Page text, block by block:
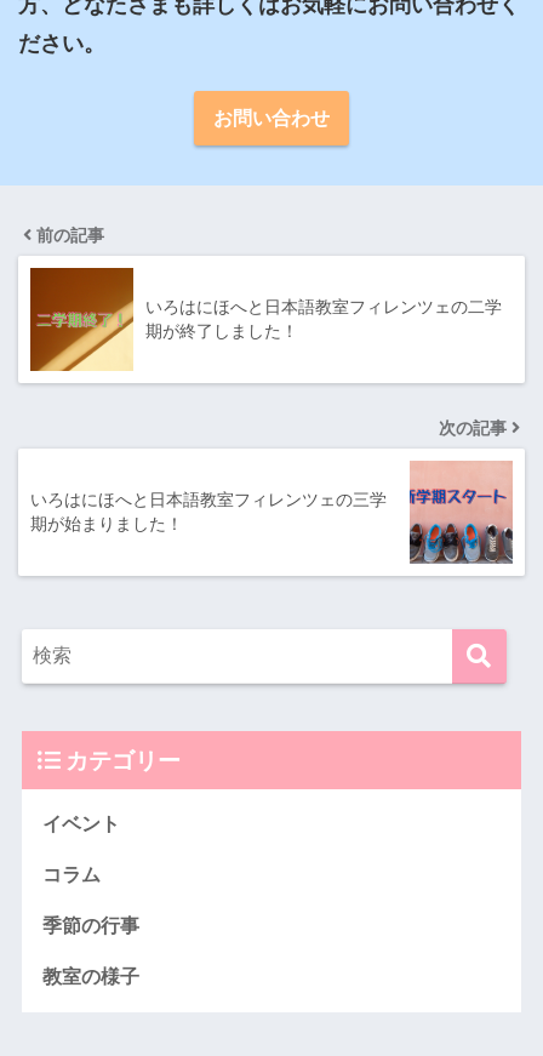
方、どなたさまも詳しくはお気軽にお問い合わせく
ださい。
お問い合わせ
前の記事
いろはにほへと日本語教室フィレンツェの二学
期が終了しました！
次の記事
いろはにほへと日本語教室フィレンツェの三学
期が始まりました！
カテゴリー
イベント
コラム
季節の行事
教室の様子